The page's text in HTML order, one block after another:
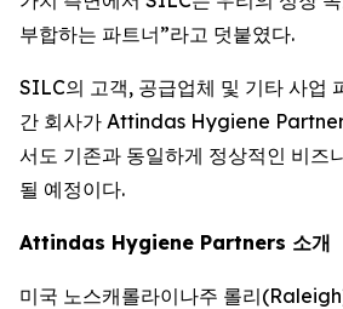
부합하는 파트너”라고 덧붙였다.
SILC의 고객, 공급업체 및 기타 사업
간 회사가 Attindas Hygiene
서도 기존과 동일하게 정상적인 비즈
될 예정이다.
Attindas Hygiene Partners 소개
미국 노스캐롤라이나주 롤리